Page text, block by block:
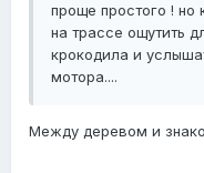
проще простого ! но
на трассе ощутить
крокодила и
мотора....
Между деревом и